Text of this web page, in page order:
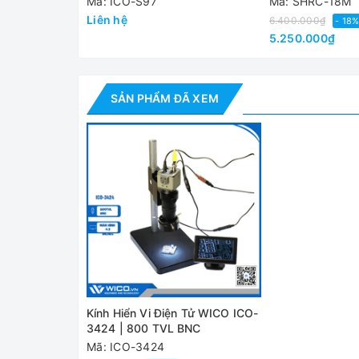
- Độ phân giải: 480 x 272
- Xử lý bề mặt: Tấm lót polyester (sơn đàn hồi)
- Công suất máy tiêu thụ: 06.W (Nguồn khẩn cấp
- Tiêu chuẩn đầu vào video: PAL / NTSC
- Đầu ra nguồn khẩn cấp: DC 12V
- Tự động Sleep: sau 3 phút
- Kích thước (L x W x D): 113mm x 70mm x 20 mm
Thông số ống kính
- Ống kính zoom c-mount
- Độ phóng đại 10X - 100X trên màn hình)
Liên hệ
6.400.000₫ - 18%
5.250.000₫
SẢN PHẨM ĐÃ XEM
Kính Hiển Vi Điện Tử WICO ICO-
3424 | 800 TVL BNC
Mã: ICO-3424